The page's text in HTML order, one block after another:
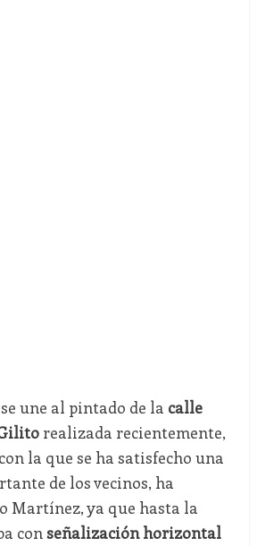
une al pintado de la calle
realizada recientemente,
la que se ha satisfecho una
de los vecinos, ha
Martínez, ya que hasta la
conseñalización horizontal